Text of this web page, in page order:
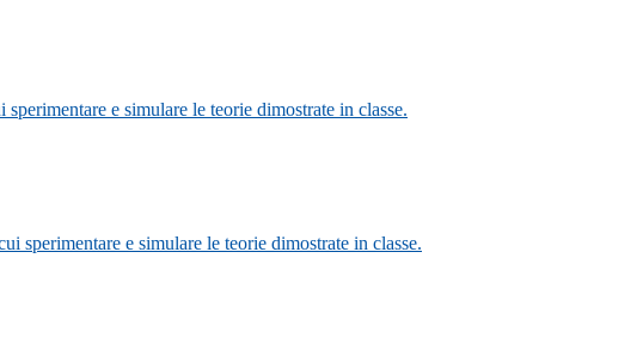
e simulare le teorie dimostrate in classe.
sperimentare e simulare le teorie dimostrate in classe.